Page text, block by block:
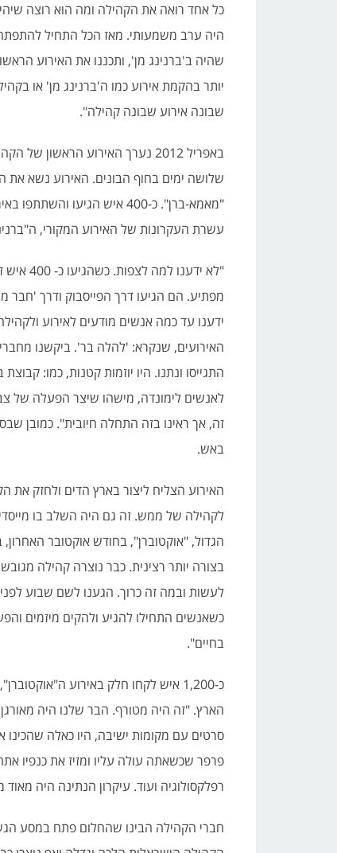
כל אחד רואה את הקהילה ומה הוא רוצה
היה ערב משמעותי. מאז הכל התחיל
שהיה ב'ברנינג מן', ותכננו את האירוע
יותר בהקמת אירוע כמו ה'ברנינג מן' או
שבונה אירוע שבונה קהילה".
באפריל 2012 נערך האירוע הראשון
שלושה ימים בחוף הבונים. האירוע נשא את
"מאמא-ברן". כ-400 איש הגיעו
עשרת העקרונות של האירוע המקורי,
"לא ידענו למה
מפתיע. הם הגיעו דרך הפייסבוק ודרך 'חבר
ידענו עד כמה אנשים מודעים לאירוע
האירועים, שנקרא: 'להלה בר'. ביקשנו
התגייסו ונתנו. היו יוזמות קטנות, כמו:
לאנשים לימונדה, מישהו שיצר הפעלה של
זה, אך ראינו בזה התחלה חיובית". כמובן
באש.
האירוע הצליח ליצור בארץ הדים ולחזק את
לקהילה של ממש. זה גם היה השלב בו
הגדול, "אוקטוברן", בחודש אוקטובר
בצורה יותר רצינית. כבר נוצרה קהילה
לעשות ובמה זה כרוך. הגענו לשם שבוע
כשאנשים התחילו להגיע ולהקים מיזמים
בחיים".
כ-1,200 איש לקחו חלק באירוע
הארץ. "זה היה מטורף. הבר שלנו היה
סרטים עם מקומות ישיבה, היו כאלה
פרפר שכשאתה עולה עליו ומזיז את כנפיו
רפלקסולוגיה ועוד. עיקרון הנתינה היה
חברי הקהילה הבינו שהחלום פתח במסע